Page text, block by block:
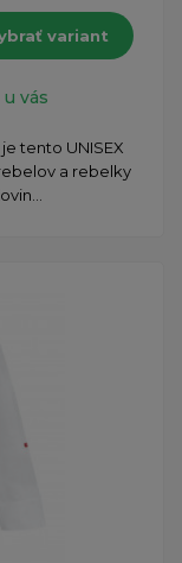
variant
vás
tento UNISEX
a rebelky